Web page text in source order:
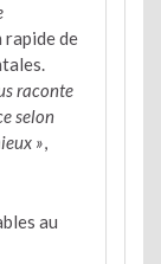
rapide de
raconte
selon
»,
au